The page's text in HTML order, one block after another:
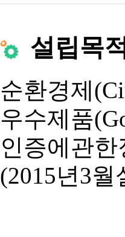
설립목
순환경제
우수제품
인증에관
(2015년3월